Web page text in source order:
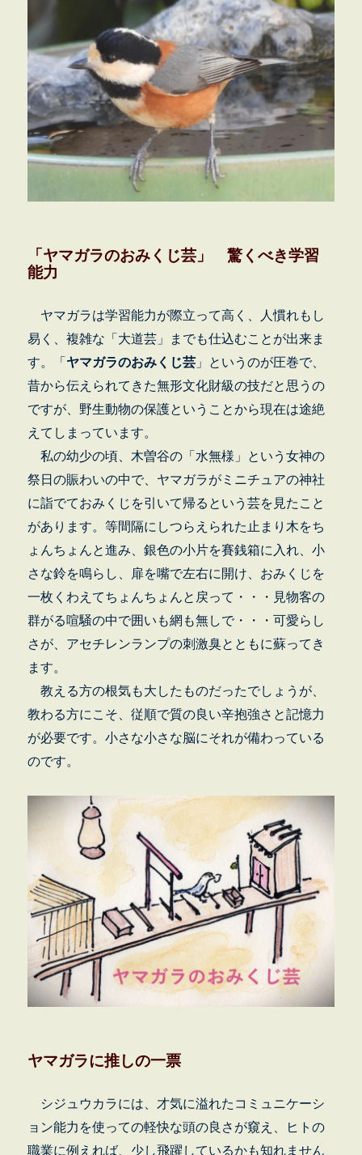
「ヤマガラのおみくじ芸」 驚くべき学習
能力
ヤマガラは学習能力が際立って高く、人慣れもし
易く、複雑な「大道芸」までも仕込むことが出来ま
す。「 ヤマガラのおみくじ芸 」というのが圧巻で、
昔から伝えられてきた無形文化財級の技だと思うの
ですが、野生動物の保護ということから現在は途絶
えてしまっています。
私の幼少の頃、木曽谷の「水無様」という女神の
祭日の賑わいの中で、ヤマガラがミニチュアの神社
に詣でておみくじを引いて帰るという芸を見たこと
があります。等間隔にしつらえられた止まり木をち
ょんちょんと進み、銀色の小片を賽銭箱に入れ、小
さな鈴を鳴らし、扉を嘴で左右に開け、おみくじを
一枚くわえてちょんちょんと戻って・・・見物客の
群がる喧騒の中で囲いも網も無しで・・・可愛らし
さが、アセチレンランプの刺激臭とともに蘇ってき
ます。
教える方の根気も大したものだったでしょうが、
教わる方にこそ、従順で質の良い辛抱強さと記憶力
が必要です。小さな小さな脳にそれが備わっている
のです。
ヤマガラに推しの一票
シジュウカラには、 才気に溢れたコミュニケーシ
ョン能力を使っての軽快な頭の良さが窺え、ヒトの
職業に例えれば、少し飛躍しているかも知れません